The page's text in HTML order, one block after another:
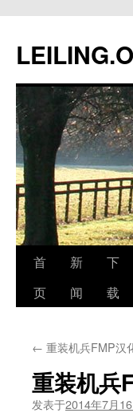
文
首
页
新
闻
下
载
← 重装机兵FMP汉
重装机兵
发表于2014年7月